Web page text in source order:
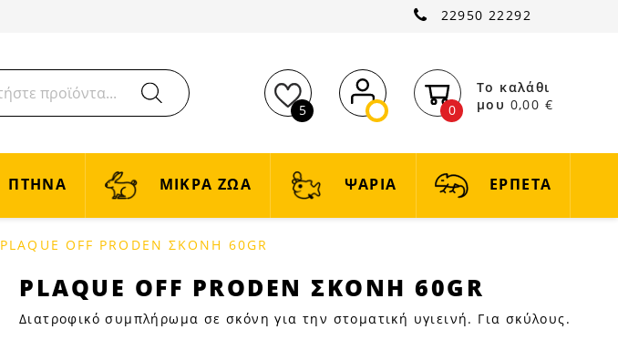
22950 22292
5 0
Το καλάθι
μου 0,00 €
ΠΤΗΝΑ ΜΙΚΡΑ ΖΩΑ ΨΑΡΙΑ ΕΡΠΕΤΑ
PLAQUE OFF PRODEN ΣΚΟΝΗ 60GR
PLAQUE
OFF
PRODEN
PLAQUE OFF PRODEN ΣΚΟΝΗ 60GR
Διατροφικό συμπλήρωμα σε σκόνη για την στοματική υγιεινή. Για σκύλους.